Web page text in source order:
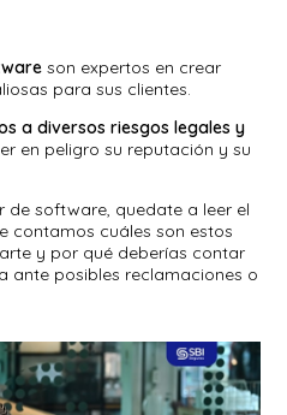
son expertos en crear
para sus clientes.
a diversos riesgos legales y
en peligro su reputación y su
de software, quedate a leer el
contamos cuáles son estos
y por qué deberías contar
ante posibles reclamaciones o